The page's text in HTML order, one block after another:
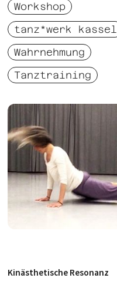
Workshop
tanz*werk kassel
Wahrnehmung
Tanztraining
Kinästhetische Resonanz